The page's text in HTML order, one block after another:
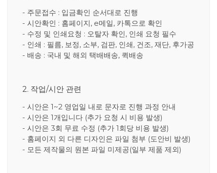
- 주문접수 : 입금확인 순서대로 진행
- 시안확인 : 홈페이지, e메일, 카톡으로 확인
- 수정 및 인쇄요청 : 오탈자 확인, 인쇄 요청 필수
- 인쇄 : 필름, 보정, 소부, 검판, 인쇄, 건조, 재단, 후가공
- 배송 : 국내 및 해외 택배배송, 퀵배송
2. 작업/시안 관련
- 시안은 1~2 영업일 내로 문자로 진행 과정 안내
- 시안은 1개입니다 (추가 요청 시 비용 발생)
- 시안은 3회 무료 수정 (추가 1회당 비용 발생)
- 홈페이지 외 다른 디자인은 파일 첨부 (도안비 발생)
- 모든 제작물의 원본 파일 미제공(일부 제품 제외)